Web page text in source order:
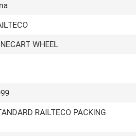
WHEEL
RAILTECO PACKING